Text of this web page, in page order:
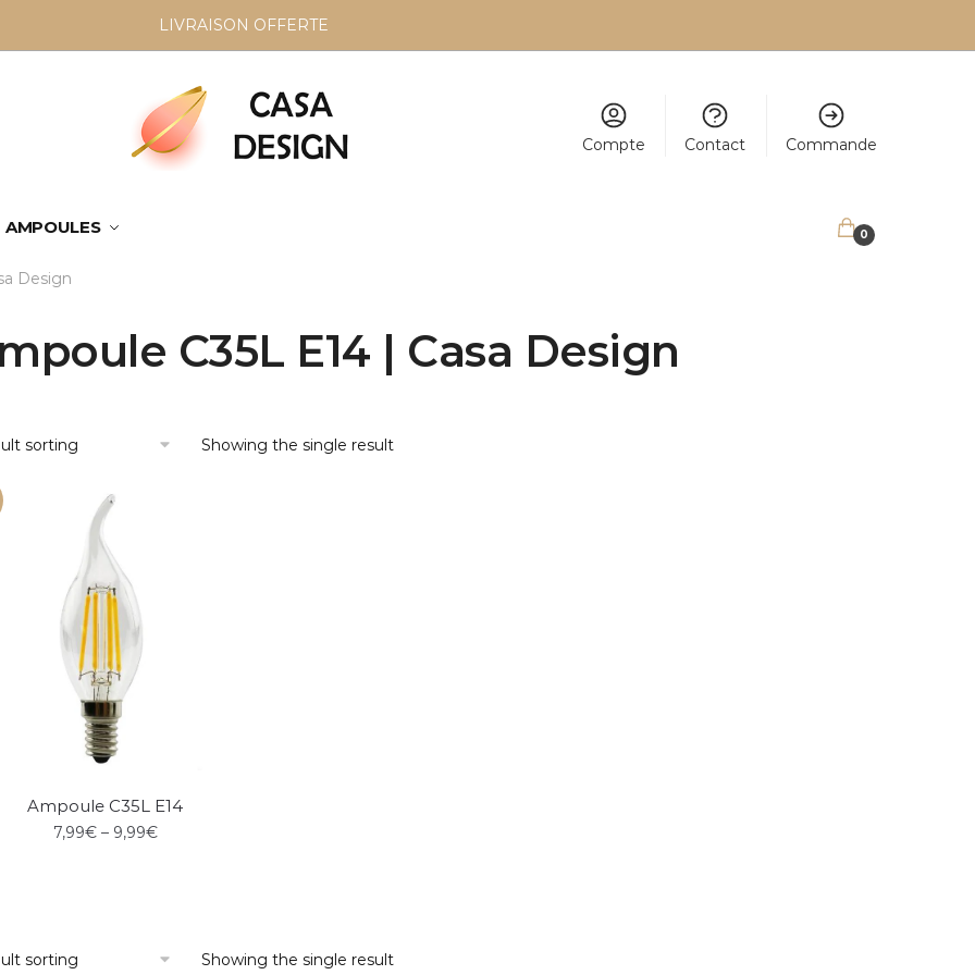
LIVRAISON OFFERTE
Compte Contact Commande
AMPOULES 0
Design
C35L E14 | Casa Design
Showing the single result
Ampoule C35L E14
7,99€– 9,99€
Showing the single result